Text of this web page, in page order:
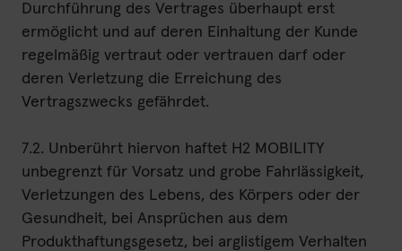
Durchführung des Vertrages überhaupt erst
ermöglicht und auf deren Einhaltung der Kunde
regelmäßig vertraut oder vertrauen darf oder
deren Verletzung die Erreichung des
Vertragszwecks gefährdet.
7.2. Unberührt hiervon haftet H2 MOBILITY
unbegrenzt für Vorsatz und grobe Fahrlässigkeit,
Verletzungen des Lebens, des Körpers oder der
Gesundheit, bei Ansprüchen aus dem
Produkthaftungsgesetz, bei arglistigem Verhalten